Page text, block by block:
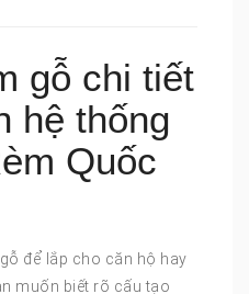
gỗ chi tiết
hệ thống
Quốc
để lắp cho căn hộ hay
muốn biết rõ cấu tạo